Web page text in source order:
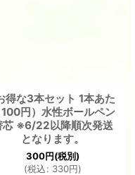
得な3本セット 1本あた
100円）水性ボールペン
芯 ※6/22以降順次発送
となります。
300円(税別)
(税込: 330円)